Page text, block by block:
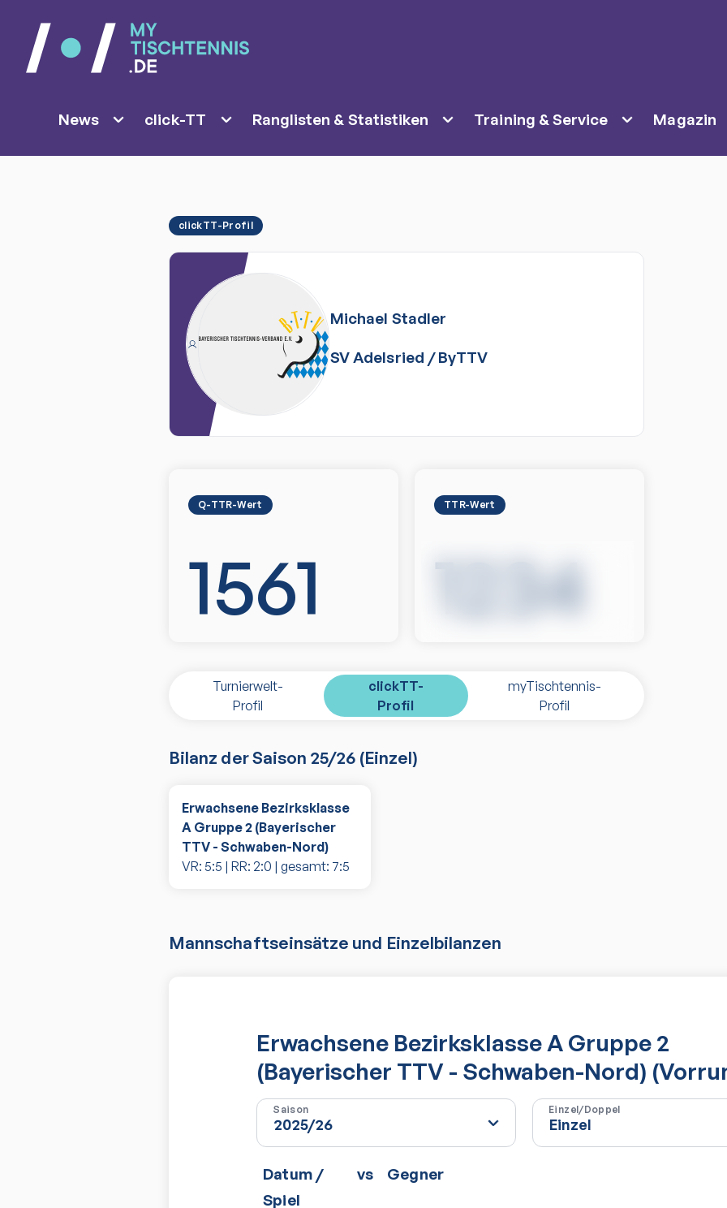
News click-TT Ranglisten & Statistiken Training & Service Magazin
clickTT-Profil
Michael Stadler
SV Adelsried /ByTTV
Q-TTR-Wert
1561
TTR-Wert
1234
Turnierwelt-
Profil
clickTT-
Profil
myTischtennis-
Profil
Bilanz der Saison 25/26 (Einzel)
Erwachsene Bezirksklasse
A Gruppe 2 (Bayerischer
TTV - Schwaben-Nord)
VR: 5:5 | RR: 2:0 | gesamt: 7:5
Mannschaftseinsätze und Einzelbilanzen
Erwachsene Bezirksklasse A Gruppe 2
(Bayerischer TTV - Schwaben-Nord)
Saison Einzel/Doppel
Datum /
Spiel
vs Gegner